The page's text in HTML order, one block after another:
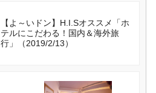
【よ～いドン】H.I.Sオススメ「ホ
テルにこだわる！国内＆海外旅
行」（2019/2/13）